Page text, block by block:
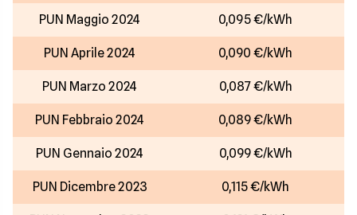
PUN Maggio 2024 0,095 €/kWh
PUN Aprile 2024 0,090 €/kWh
PUN Marzo 2024 0,087 €/kWh
PUN Febbraio 2024 0,089 €/kWh
PUN Gennaio 2024 0,099 €/kWh
PUN Dicembre 2023 0,115 €/kWh